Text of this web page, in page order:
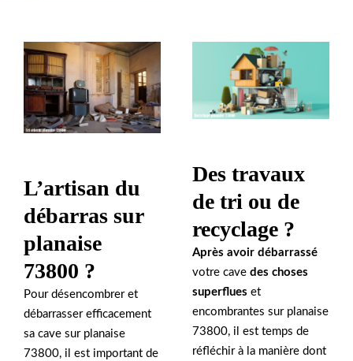
L’artisan du
débarras sur
planaise
73800 ?
Pour désencombrer et
débarrasser efficacement
sa cave sur planaise
73800, il est important de
Des travaux
de tri ou de
recyclage ?
Après avoir débarrassé
votre cave des choses
superflues et
encombrantes sur planaise
73800, il est temps de
réfléchir à la manière dont